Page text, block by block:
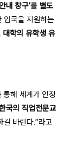
내 창구’를 별도
입국을 지원하는
대학의 유학생 유
통해 세계가 인정
국의 직업전문교
길 바란다.”라고